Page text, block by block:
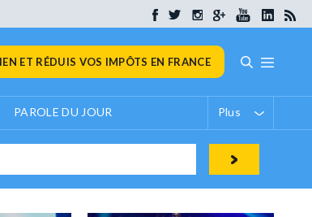
ET RÉDUIS VOS IMPÔTS EN FRANCE
PAROLE DU JOUR Plus